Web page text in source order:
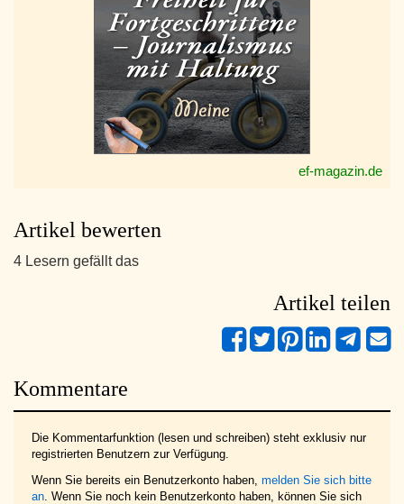
ef-magazin.de
Artikel bewerten
4 Lesern gefällt das
Artikel teilen
Kommentare
Die Kommentarfunktion (lesen und schreiben) steht exklusiv nur
registrierten Benutzern zur Verfügung.
Wenn Sie bereits ein Benutzerkonto haben, melden Sie sich bitte
an . Wenn Sie noch kein Benutzerkonto haben, können Sie sich